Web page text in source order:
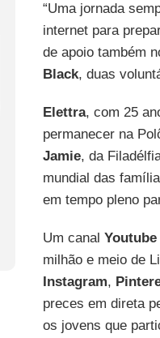
“Uma jornada
internet para
de apoio também
Black, duas
Elettra, com 25
permanecer na
Jamie, da
mundial das
em tempo pleno
Um canal Youtube
milhão e meio de
Instagram,
preces em direta
os jovens que